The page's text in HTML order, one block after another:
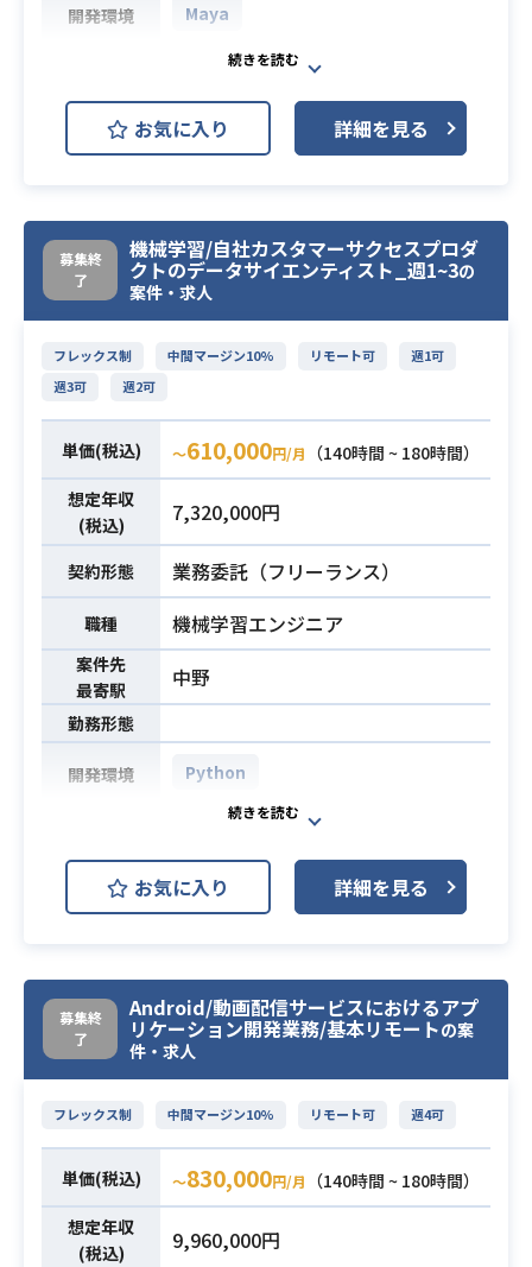
験があること
・オンライン広告の運用経験が”直
・Google Analyticsが使えること
・経営者向けのマーケティングをし
開発環境 Maya
業務内容
ゲーム内の必殺技アクションや、3D
シーン用に使用するモーション制作
を行います。
必須スキル
・手付けモーション制作出来る方
・リギング、モーションについて、
一通りの制作経験または知見（業務
外含めても可）
お気に入り 詳細を見る
募集終
了
機械学習/自社カスタマーサクセスプロダ
クトのデータサイエンティスト_週1~3の
案件・求人
フレックス制 中間マージン10% リモート可
週1可
週3可
週2可
単価(税込) 〜610,000円/月
（140時間 ~ 180時間）
想定年収
(税込)
7,320,000円
契約形態 業務委託（フリーランス）
職種 機械学習エンジニア
案件先
最寄駅
中野
勤務形態
開発環境 Python
業務内容
・Pythonによる機械学習アルゴリズ
ム実装(API 開発)
・新規アルゴリズム開発
アルゴリズムの機能、データ処理(D
B,bigquery,S3)の機能開発)
・開発チームへのバグ修正
タ)
必須スキル
・SQLを用いた実務経験
・Python等を用いたAPI開発経験1年
以上
お気に入り 詳細を見る
募集終
了
Android/動画配信サービスにおけるアプ
リケーション開発業務/基本リモートの案
件・求人
フレックス制 中間マージン10% リモート可 週4可
単価(税込) 〜830,000円/月
（140時間 ~ 180時間）
想定年収
(税込)
9,960,000円